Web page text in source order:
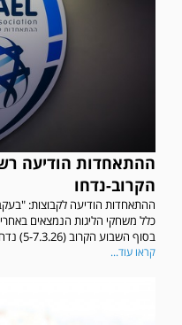
ההתאחדות הודיעה
הקרוב-נדחו
ההתאחדות הודיעה לקבוצות:
כלל משחקי הליגות הנמצאים
בסוף השבוע הקרוב (5-7.3.26) נדחים...
קראו עוד...